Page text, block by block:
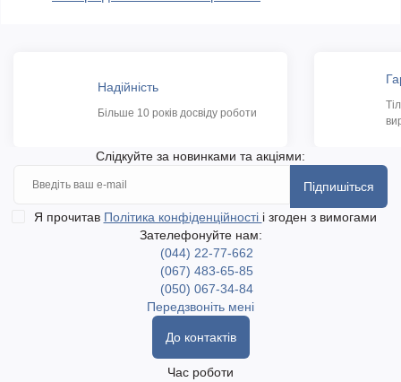
Надійність
Більше 10 років досвіду роботи
Слідкуйте за новинками та акціями:
Підпишіться
Я прочитав Політика конфіденційності і згоден з вимогами
Зателефонуйте нам:
(044) 22-77-662
(067) 483-65-85
(050) 067-34-84
Передзвоніть мені
До контактів
Час роботи